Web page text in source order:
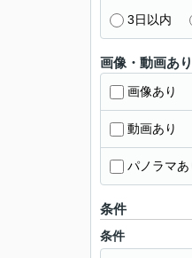
3日以内
画像・動画あり
画像あり
動画あり
パノラマあ
条件
条件